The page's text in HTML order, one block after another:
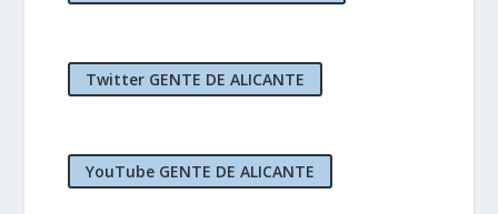
Twitter GENTE DE ALICANTE
YouTube GENTE DE ALICANTE